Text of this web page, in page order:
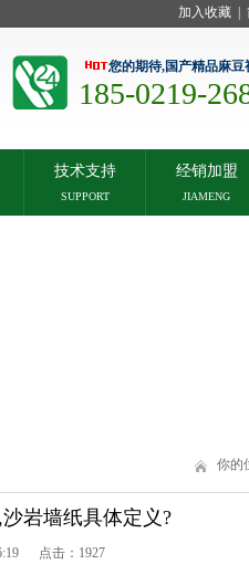
加入收藏
您的期待,国产精品麻
185-0219-
技术支持
SUPPORT
经销加盟
JIAMENG
你的位
岩墙纸具体定义?
击： 1927